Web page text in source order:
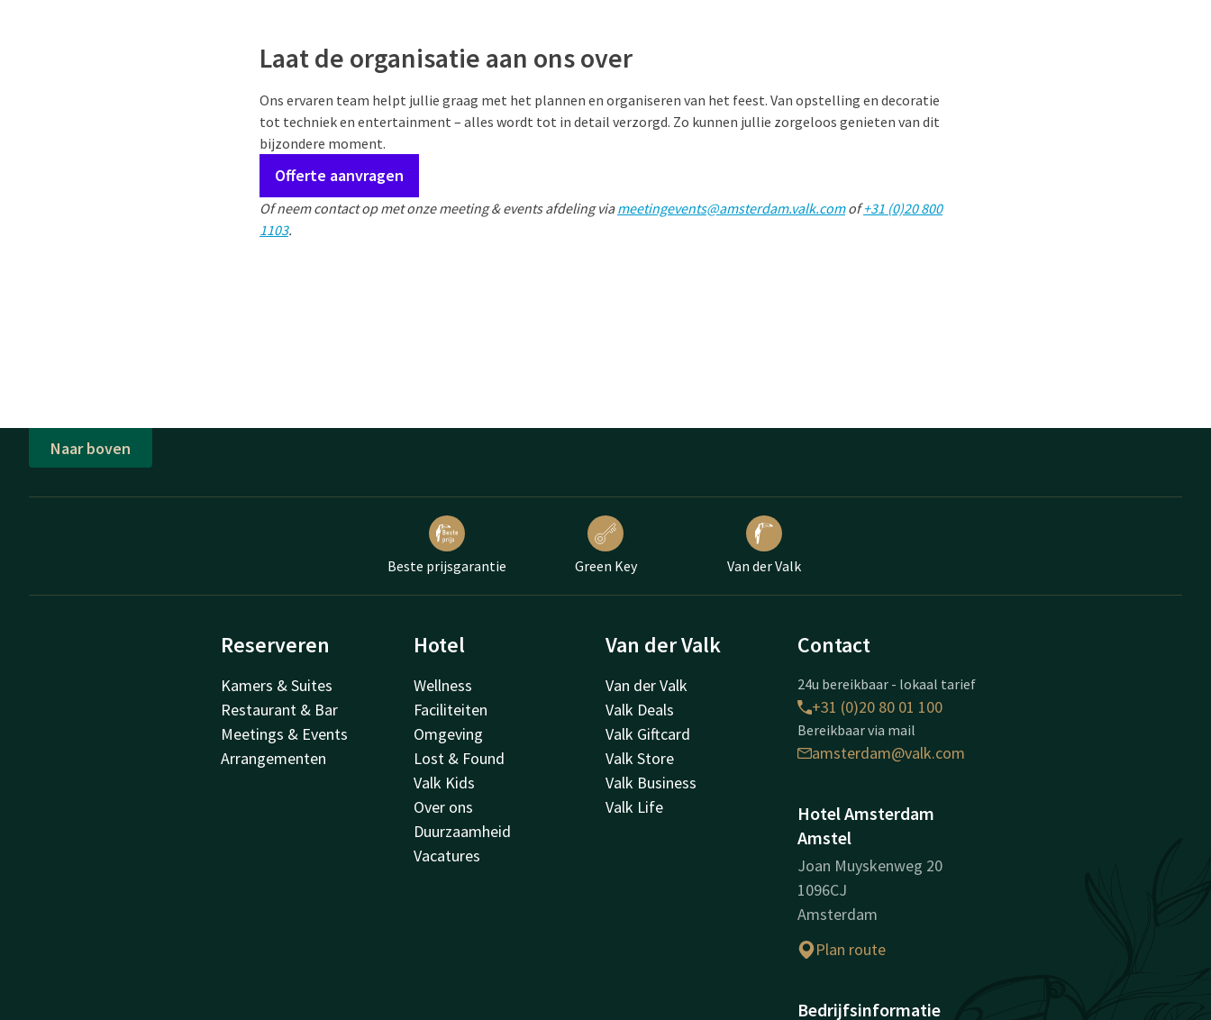
Laat de organisatie aan ons over
Ons ervaren team helpt jullie graag met het plannen en organiseren van het feest. Van opstelling en decoratie
tot techniek en entertainment – alles wordt tot in detail verzorgd. Zo kunnen jullie zorgeloos genieten van dit
bijzondere moment.
Offerte aanvragen
Of neem contact op met onze meeting & events afdeling viameetingevents@amsterdam.valk.comof+31 (0)20 800
1103.
Naar boven
Beste prijsgarantie Green Key Van der Valk
Reserveren
Kamers & Suites
Restaurant & Bar
Meetings & Events
Arrangementen
Hotel
Wellness
Faciliteiten
Omgeving
Lost & Found
Valk Kids
Over ons
Duurzaamheid
Vacatures
Van der Valk
Van der Valk
Valk Deals
Valk Giftcard
Valk Store
Valk Business
Valk Life
Contact
24u bereikbaar - lokaal tarief
+31 (0)20 80 01 100
Bereikbaar via mail
amsterdam@valk.com
Hotel Amsterdam
Amstel
Joan Muyskenweg 20
1096CJ
Amsterdam
Plan route
Bedrijfsinformatie